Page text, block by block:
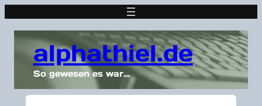
springenalphathiel.de
So gewesen es war…